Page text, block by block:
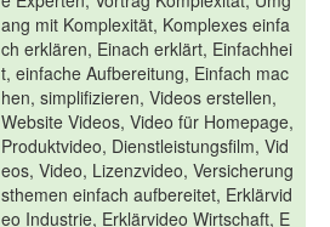
ang mit Komplexität, Komplexes einfa
ch erklären, Einach erklärt, Einfachhei
t, einfache Aufbereitung, Einfach mac
hen, simplifizieren, Videos erstellen,
Website Videos, Video für Homepage,
Produktvideo, Dienstleistungsfilm, Vid
eos, Video, Lizenzvideo, Versicherung
sthemen einfach aufbereitet, Erklärvid
eo Industrie, Erklärvideo Wirtschaft, E